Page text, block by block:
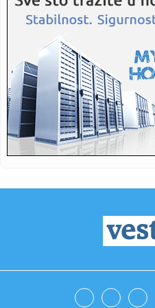
Čar...
19:10:
ot...
19:09:GO SNS Saopštenje
19:07:Zelenski u subotu
19:06:Kampaco u Zvezdi?
Kako će članstvo u
„OSVETA“